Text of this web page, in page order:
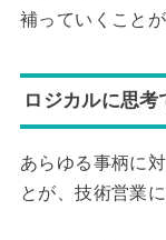
補っていくことが
ロジカルに思考
あらゆる事柄に
とが、技術営業